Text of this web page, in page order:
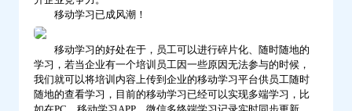
会！-
移动学习已成风潮！
移动学习的好处在于，员工可以进行碎片化、随时随地的
学习，若当企业有一个培训员工因一些原因无法参与的时候，
我们就可以将培训内容上传到企业的移动学习平台供员工随时
随地的查看学习，目前的移动学习已经可以实现多端学习，比